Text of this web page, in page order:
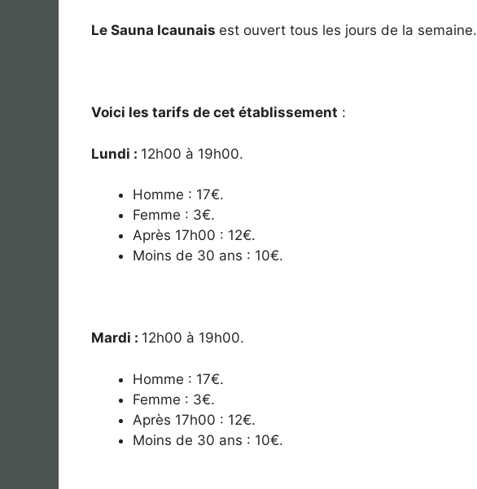
Le Sauna Icaunais est ouvert tous les jours de la semaine.
Voici les tarifs de cet établissement :
Lundi : 12h00 à 19h00.
Homme : 17€.
Femme : 3€.
Après 17h00 : 12€.
Moins de 30 ans : 10€.
Mardi : 12h00 à 19h00.
Homme : 17€.
Femme : 3€.
Après 17h00 : 12€.
Moins de 30 ans : 10€.